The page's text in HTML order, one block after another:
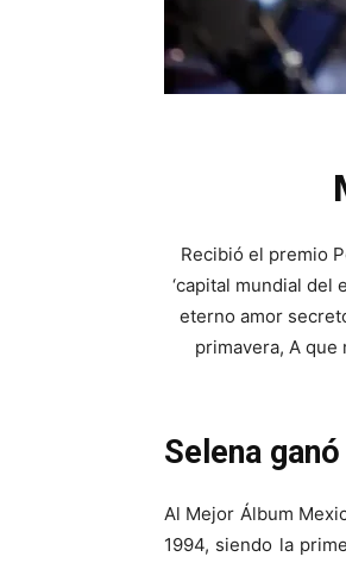
Recibió el premio
‘capital mundial del
eterno amor
primavera, A que
Selena
Al Mejor Álbum
1994, siendo la